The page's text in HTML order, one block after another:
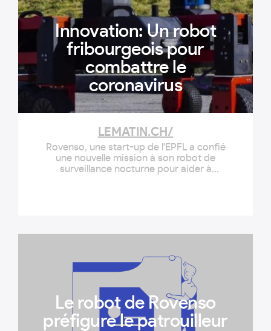
Innovation: Un robot
fribourgeois pour
combattre le
coronavirus
LEMATIN.CH/
Rovenso, une start-up de l'EPFL a confié
une nouvelle mission à son robot de
surveillance nocturne pour aider à
Le robot de Rovenso
préfigure le patrouilleur